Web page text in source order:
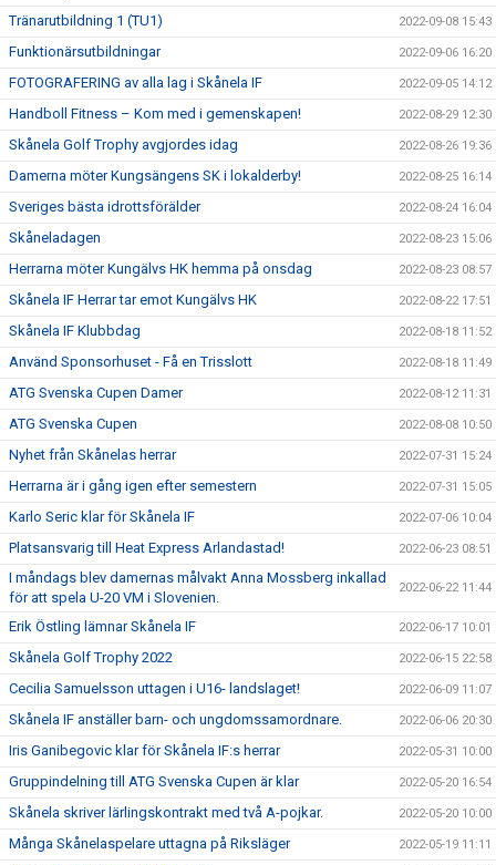
Tränarutbildning 1 (TU1) 2022-09-08 15:43
Funktionärsutbildningar 2022-09-06 16:20
FOTOGRAFERING av alla lag i Skånela IF 2022-09-05 14:12
Handboll Fitness – Kom med i gemenskapen! 2022-08-29 12:30
Skånela Golf Trophy avgjordes idag 2022-08-26 19:36
Damerna möter Kungsängens SK i lokalderby! 2022-08-25 16:14
Sveriges bästa idrottsförälder 2022-08-24 16:04
Skåneladagen 2022-08-23 15:06
Herrarna möter Kungälvs HK hemma på onsdag 2022-08-23 08:57
Skånela IF Herrar tar emot Kungälvs HK 2022-08-22 17:51
Skånela IF Klubbdag 2022-08-18 11:52
Använd Sponsorhuset - Få en Trisslott 2022-08-18 11:49
ATG Svenska Cupen Damer 2022-08-12 11:31
ATG Svenska Cupen 2022-08-08 10:50
Nyhet från Skånelas herrar 2022-07-31 15:24
Herrarna är i gång igen efter semestern 2022-07-31 15:05
Karlo Seric klar för Skånela IF 2022-07-06 10:04
Platsansvarig till Heat Express Arlandastad! 2022-06-23 08:51
I måndags blev damernas målvakt Anna Mossberg inkallad
för att spela U-20 VM i Slovenien.
2022-06-22 11:44
Erik Östling lämnar Skånela IF 2022-06-17 10:01
Skånela Golf Trophy 2022 2022-06-15 22:58
Cecilia Samuelsson uttagen i U16- landslaget! 2022-06-09 11:07
Skånela IF anställer barn- och ungdomssamordnare. 2022-06-06 20:30
Iris Ganibegovic klar för Skånela IF:s herrar 2022-05-31 10:00
Gruppindelning till ATG Svenska Cupen är klar 2022-05-20 16:54
Skånela skriver lärlingskontrakt med två A-pojkar. 2022-05-20 10:00
Många Skånelaspelare uttagna på Riksläger 2022-05-19 11:11